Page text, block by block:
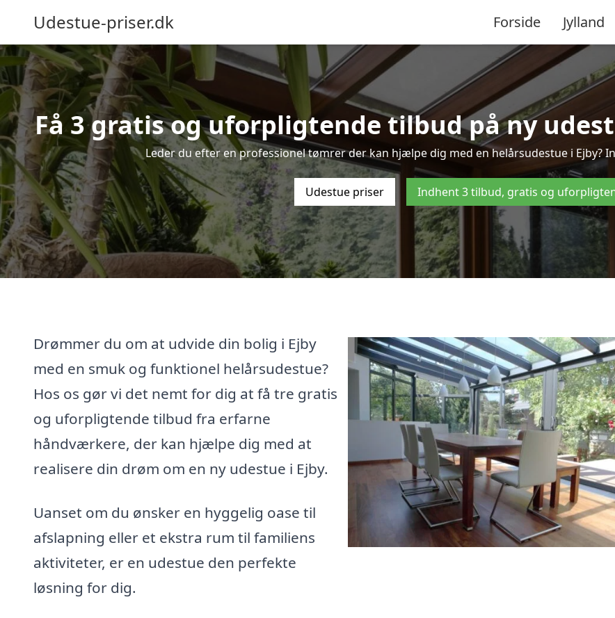
Udestue-priser.dk Forside Jylland
Få 3 gratis og uforpligtende tilbud på ny
Leder du efter en professionel tømrer der kan hjælpe dig med en helårsudestue i Ejby?
Udestue priser Indhent 3 tilbud, gratis og
Drømmer du om at udvide din bolig i Ejby
med en smuk og funktionel helårsudestue?
Hos os gør vi det nemt for dig at få tre gratis
og uforpligtende tilbud fra erfarne
håndværkere, der kan hjælpe dig med at
realisere din drøm om en ny udestue i Ejby.
Uanset om du ønsker en hyggelig oase til
afslapning eller et ekstra rum til familiens
aktiviteter, er en udestue den perfekte
løsning for dig.